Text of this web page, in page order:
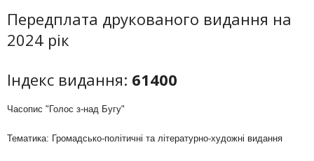
Передплата друкованого видання на
2024 рік
Індекс видання: 61400
Часопис "Голос з-над Бугу"
Тематика: Громадсько-політичні та літературно-художні видання